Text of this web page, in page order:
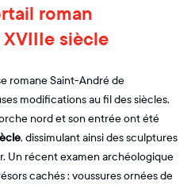
roman
siècle
romane Saint-André de
modifications au fil des siècles.
nord et son entrée ont été
, dissimulant ainsi des sculptures
Un récent examen archéologique
cachés : voussures ornées de